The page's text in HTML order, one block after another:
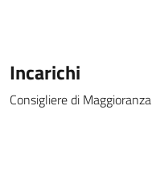
Incarichi
Consigliere di Maggioranza